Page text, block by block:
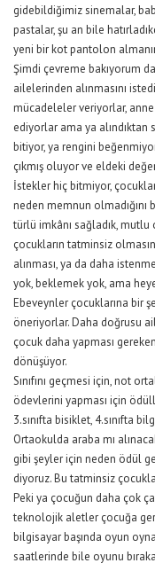
gidebildiğimiz sinemalar,
pastalar, şu an bile
yeni bir kot pantolon
Şimdi çevreme bakıyorum
ailelerinden alınmasını
mücadeleler veriyorlar,
ediyorlar ama ya
bitiyor, ya rengini
çıkmış oluyor ve eldeki
İstekler hiç bitmiyor,
neden memnun olmadığını
türlü imkânı sağladık, mutlu
çocukların tatminsiz
alınması, ya da daha
yok, beklemek yok, ama
Ebeveynler çocuklarına bir
öneriyorlar. Daha doğrusu
çocuk daha yapması
dönüşüyor.
Sınıfını geçmesi için, not
ödevlerini yapması için
3.sınıfta bisiklet, 4.sınıfta
Ortaokulda araba mı
gibi şeyler için neden ödül
diyoruz. Bu tatminsiz
Peki ya çocuğun daha çok
teknolojik aletler çocuğa
bilgisayar başında oyun
saatlerinde bile oyunu